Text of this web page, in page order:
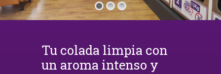
Tu colada limpia con
un aroma intenso y